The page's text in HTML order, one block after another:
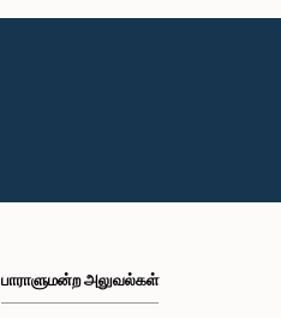
பாராளுமன்ற அலுவல்கள்